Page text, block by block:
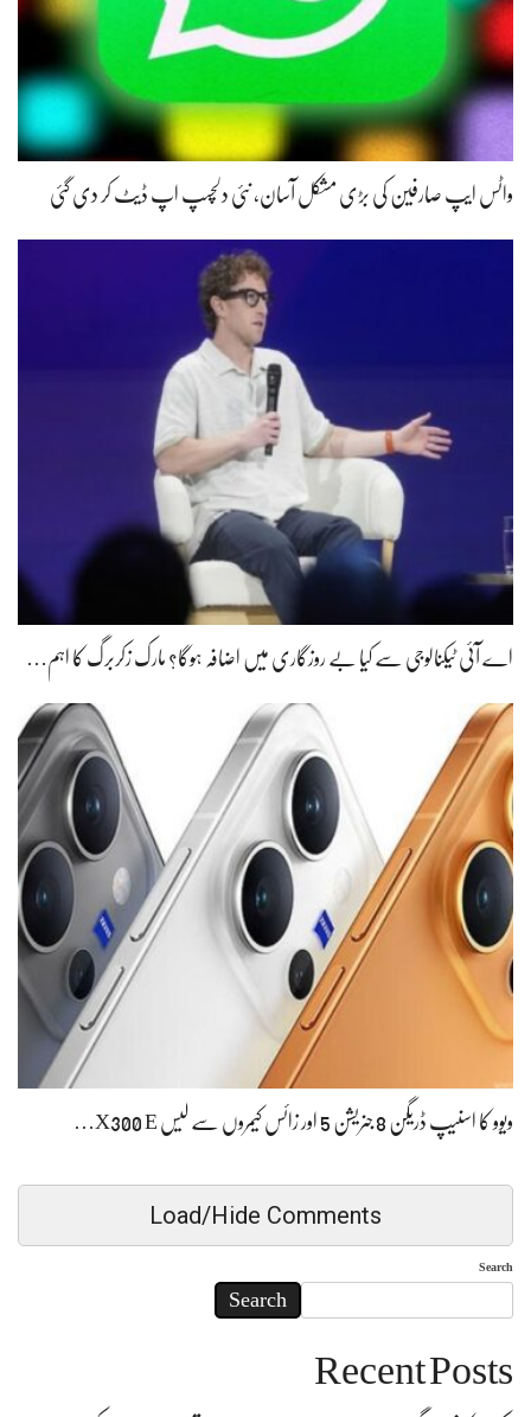
واٹس ایپ صارفین کی بڑی مشکل آسان، نئی دلچسپ اپ ڈیٹ کر دی گئی
اے آئی ٹیکنالوجی سے کیا بے روزگاری میں اضافہ ہوگا؟ مارک زکربرگ کا اہم…
ویوو کا اسنیپ ڈریگن 8 جنریشن 5 اور زائس کیمروں سے لیس X300 E…
Load/Hide Comments
Search
Search
Recent Posts